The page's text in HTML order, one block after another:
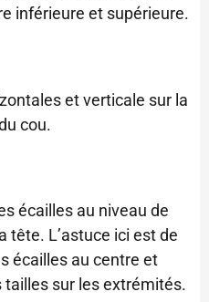
inférieure et supérieure.
et verticale sur la
cou.
écailles au niveau de
tête. L’astuce ici est de
écailles au centre et
tailles sur les extrémités.